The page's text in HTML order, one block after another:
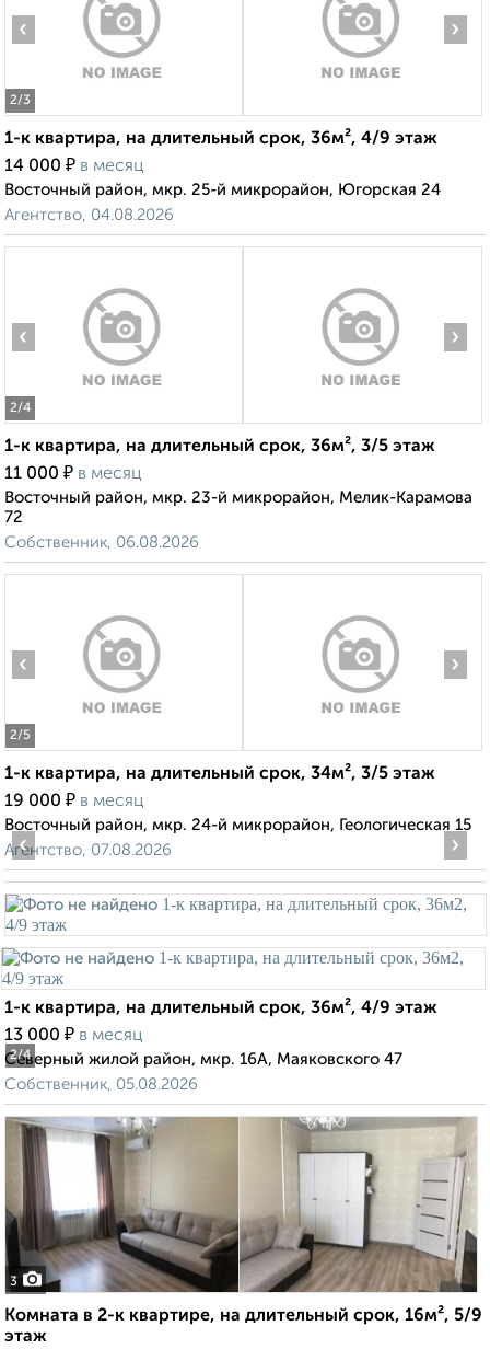
2/3
‹ ›
1-к квартира, на длительный срок, 36м², 4/9 этаж
14 000 ₽ в месяц
Восточный район, мкр. 25-й микрорайон, Югорская 24
Агентство, 04.08.2026
2/4
‹ ›
1-к квартира, на длительный срок, 36м², 3/5 этаж
11 000 ₽ в месяц
Восточный район, мкр. 23-й микрорайон, Мелик-Карамова
72
Собственник, 06.08.2026
2/5
‹ ›
1-к квартира, на длительный срок, 34м², 3/5 этаж
19 000 ₽ в месяц
Восточный район, мкр. 24-й микрорайон, Геологическая 15
Агентство, 07.08.2026
2/4
‹ ›
1-к квартира, на длительный срок, 36м², 4/9 этаж
13 000 ₽ в месяц
Северный жилой район, мкр. 16А, Маяковского 47
Собственник, 05.08.2026
3
Комната в 2-к квартире, на длительный срок, 16м², 5/9
этаж